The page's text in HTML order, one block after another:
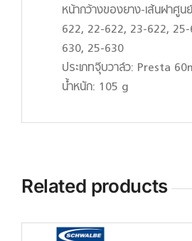
หน้ากว้างของยาง-เส้นผ่าศู
622, 22-622, 23-622,
630, 25-630
ประเภทจุ๊บวาล์ว: Presta
น้ำหนัก: 105 g
Related products